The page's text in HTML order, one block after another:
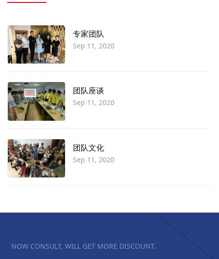
专家团队
Sep 11, 2020
团队座谈
Sep 11, 2020
团队文化
Sep 11, 2020
NOW CONSULT, WILL GET MORE DISCOUNT.